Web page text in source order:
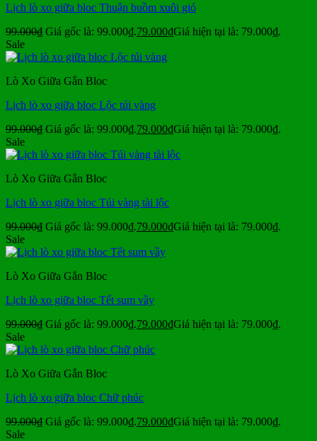
Lịch lò xo giữa bloc Thuận buồm xuôi gió
99.000₫ Giá gốc là: 99.000₫.79.000₫Giá hiện tại là: 79.000₫.
Sale
Lò Xo Giữa Gắn Bloc
Lịch lò xo giữa bloc Lộc túi vàng
99.000₫ Giá gốc là: 99.000₫.79.000₫Giá hiện tại là: 79.000₫.
Sale
Lò Xo Giữa Gắn Bloc
Lịch lò xo giữa bloc Túi vàng tài lộc
99.000₫ Giá gốc là: 99.000₫.79.000₫Giá hiện tại là: 79.000₫.
Sale
Lò Xo Giữa Gắn Bloc
Lịch lò xo giữa bloc Tết sum vầy
99.000₫ Giá gốc là: 99.000₫.79.000₫Giá hiện tại là: 79.000₫.
Sale
Lò Xo Giữa Gắn Bloc
Lịch lò xo giữa bloc Chữ phúc
99.000₫ Giá gốc là: 99.000₫.79.000₫Giá hiện tại là: 79.000₫.
Sale